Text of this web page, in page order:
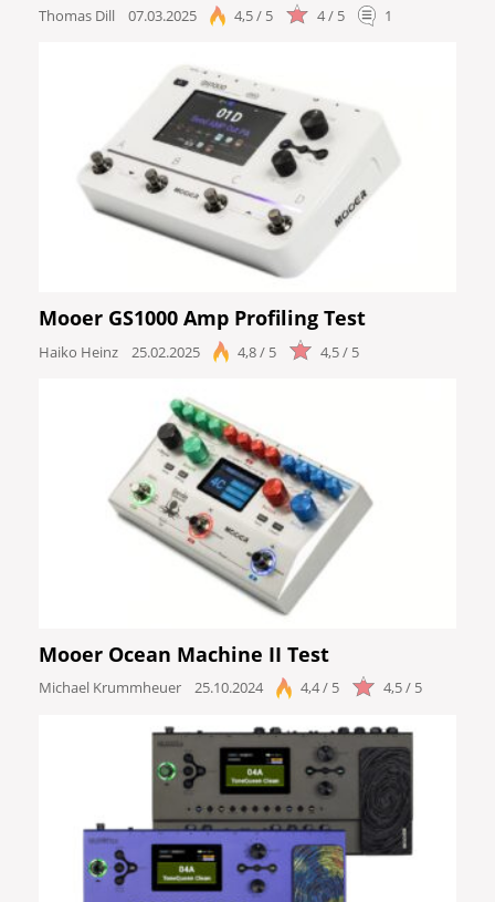
Thomas Dill 07.03.2025 4,5 / 5 4 / 5 1
Mooer GS1000 Amp Profiling Test
Haiko Heinz 25.02.2025 4,8 / 5 4,5 / 5
Mooer Ocean Machine II Test
Michael Krummheuer 25.10.2024 4,4 / 5 4,5 / 5